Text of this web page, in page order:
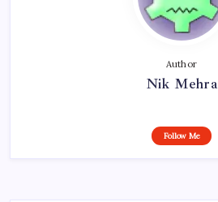
Author
Nik Mehra
Follow Me